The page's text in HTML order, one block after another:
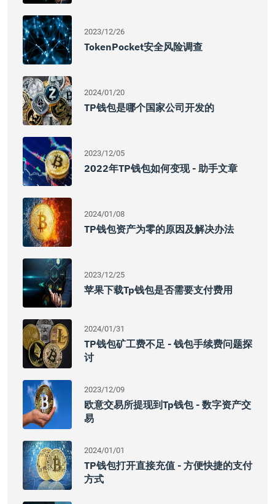
2023/12/26
TokenPocket安全风险调查
2024/01/20
TP钱包是哪个国家公司开发的
2023/12/05
2022年TP钱包如何变现 - 助手文章
2024/01/08
TP钱包资产为零的原因及解决办法
2023/12/25
苹果下载tp钱包是否需要支付费用
2024/01/31
TP钱包矿工费不足 - 钱包手续费问题探
讨
2023/12/09
欧意交易所提现到tp钱包 - 数字资产交
易
2024/01/01
TP钱包打开直接充值 - 方便快捷的支付
方式